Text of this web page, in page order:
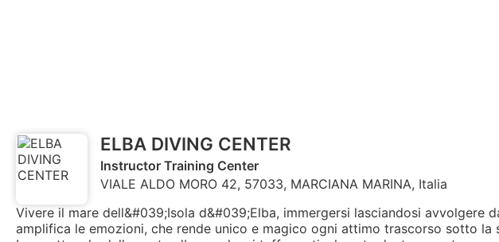
ELBA DIVING CENTER
Instructor Training Center
VIALE ALDO MORO 42, 57033, MARCIANA MARINA, Italia
Vivere il mare dell&#039;Isola d&#039;Elba, immergersi lasciandosi avvolgere
amplifica le emozioni, che rende unico e magico ogni attimo trascorso sotto la